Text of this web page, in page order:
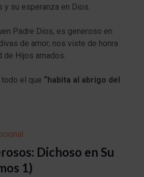
su esperanza en Dios.
Padre Dios, es generoso en
de amor; nos viste de honra
de Hijos amados.
todo el que “habita al abrigo del
Dichoso en Su
1)